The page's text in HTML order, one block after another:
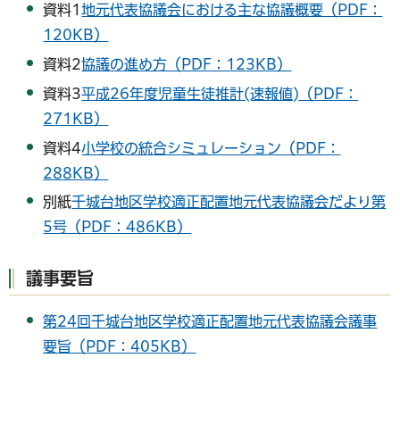
資料1地元代表協議会における主な協議概要（PDF：
120KB）
資料2協議の進め方（PDF：123KB）
資料3平成26年度児童生徒推計(速報値)（PDF：
271KB）
資料4小学校の統合シミュレーション（PDF：
288KB）
別紙千城台地区学校適正配置地元代表協議会だより第
5号（PDF：486KB）
議事要旨
第24回千城台地区学校適正配置地元代表協議会議事
要旨（PDF：405KB）